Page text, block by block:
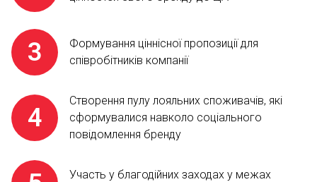
Формування ціннісної пропозиції для
співробітників компанії
Створення пулу лояльних споживачів, які
сформувалися навколо соціального
повідомлення бренду
Участь у благодійних заходах у межах